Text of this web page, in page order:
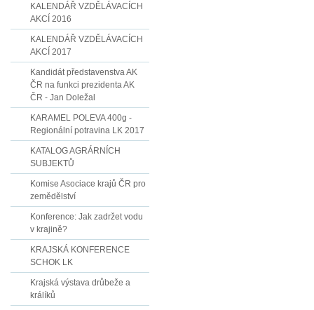
KALENDÁŘ VZDĚLÁVACÍCH
AKCÍ 2016
KALENDÁŘ VZDĚLÁVACÍCH
AKCÍ 2017
Kandidát představenstva AK
ČR na funkci prezidenta AK
ČR - Jan Doležal
KARAMEL POLEVA 400g -
Regionální potravina LK 2017
KATALOG AGRÁRNÍCH
SUBJEKTŮ
Komise Asociace krajů ČR pro
zemědělství
Konference: Jak zadržet vodu
v krajině?
KRAJSKÁ KONFERENCE
SCHOK LK
Krajská výstava drůbeže a
králíků